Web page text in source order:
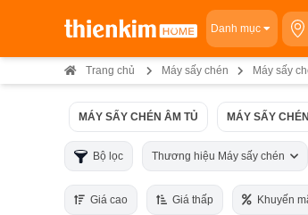
Danh mục
Trang chủ Máy sấy chén Máy sấy
MÁY SẤY CHÉN ÂM TỦ MÁY SẤY
Bộ lọc Thương hiệu Máy sấy chén
Giá cao Giá thấp Khuyến